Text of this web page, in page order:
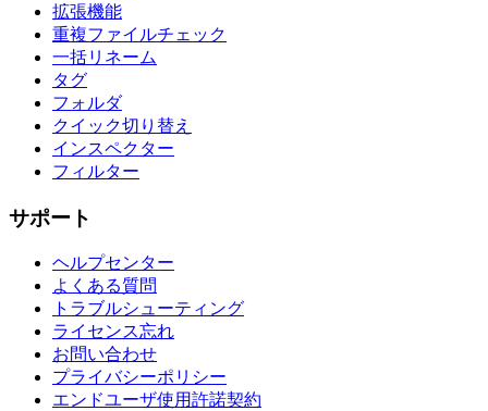
拡張機能
重複ファイルチェック
一括リネーム
タグ
フォルダ
クイック切り替え
インスペクター
フィルター
サポート
ヘルプセンター
よくある質問
トラブルシューティング
ライセンス忘れ
お問い合わせ
プライバシーポリシー
エンドユーザ使用許諾契約